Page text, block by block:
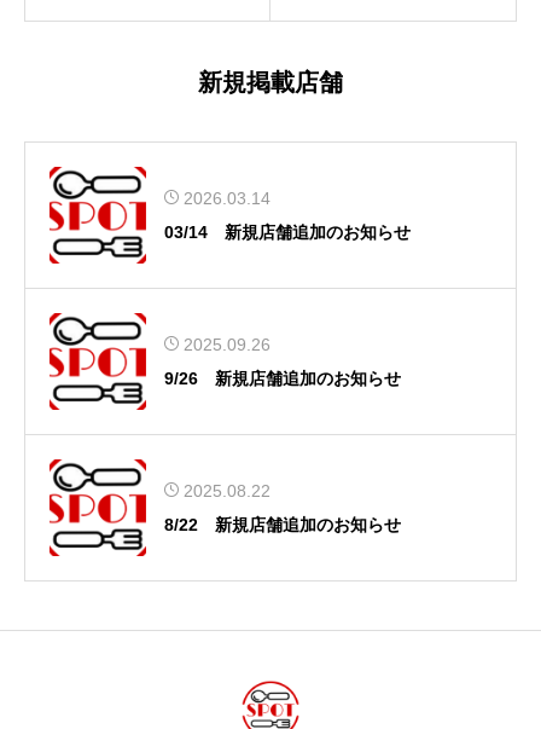
新規掲載店舗
2026.03.14
03/14 新規店舗追加のお知らせ
2025.09.26
9/26 新規店舗追加のお知らせ
2025.08.22
8/22 新規店舗追加のお知らせ